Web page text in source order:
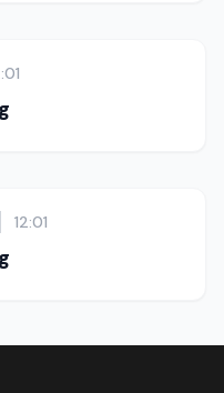
12:01